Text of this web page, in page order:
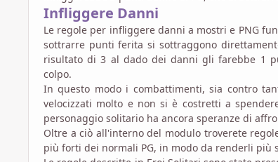
Infliggere Danni
Le regole per infliggere danni a mostri e PNG
sottrarre punti ferita si sottraggono
risultato di 3 al dado dei danni gli farebbe 1
colpo.
In questo modo i combattimenti, sia contro
velocizzati molto e non si è costretti a
personaggio solitario ha ancora speranze di
Oltre a ciò all'interno del modulo troverete
più forti dei normali PG, in modo da renderli più